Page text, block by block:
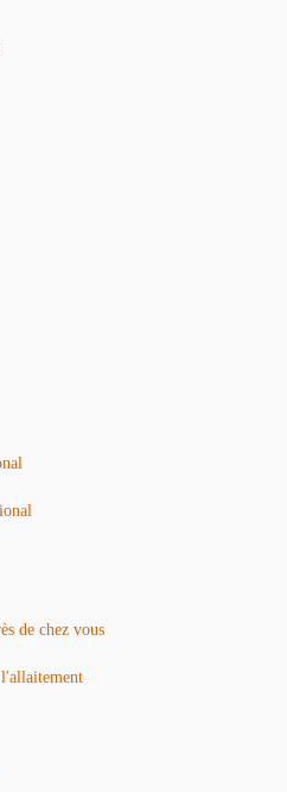
de chez vous